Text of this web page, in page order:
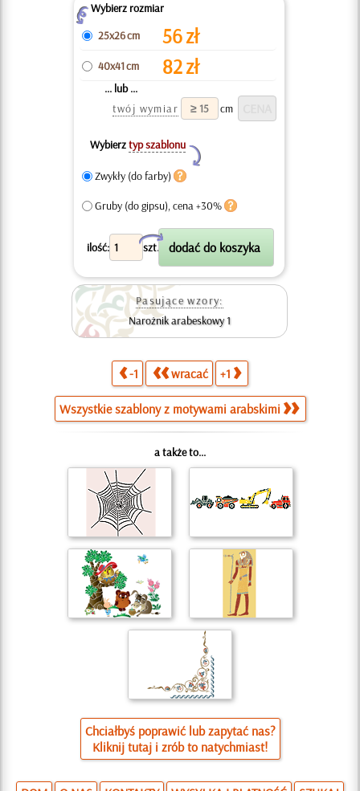
ZWybierz rozmiar
25x26 cm
56zł
40x41 cm 82zł
... lub ...
twój wymiar
cm
Wybierztyp szablonu
Y
Zwykły (do farby)
Gruby (do gipsu), cena +30%
ilość: szt.
X
Pasujące wzory:
Narożnik arabeskowy 1
-1 wracać +1
Wszystkie szablony z motywami arabskimi
a także to...
Chciałbyś poprawić lub zapytać nas?
Kliknij tutaj i zrób to natychmiast!